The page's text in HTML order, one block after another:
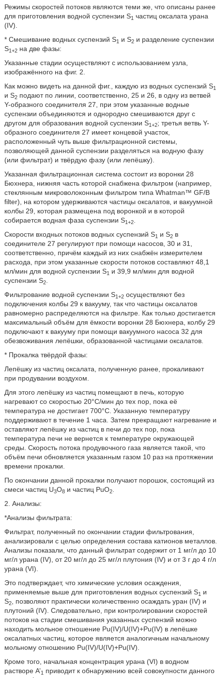
Режимы скоростей потоков являются теми же, что описаны ранее
для приготовления водной суспензии S1 частиц оксалата урана
(IV).
* Смешивание водных суспензий S1 и S2и разделение суспензии
S1+2на две фазы:
Указанные стадии осуществляют с использованием узла,
изображённого на фиг. 2.
Как можно видеть на данной фиг., каждую из водных суспензий S1
и S2подают по линии, соответственно, 25 и 26, в одну из ветвей
Y-образного соединителя 27, при этом указанные водные
суспензии объединяются и однородно смешиваются друг с
другом для образования водной суспензии S1+2; третья ветвь Y-
образного соединителя 27 имеет концевой участок,
расположенный чуть выше фильтрационной системы,
позволяющей данной суспензии разделяться на водную фазу
(или фильтрат) и твёрдую фазу (или лепёшку).
Указанная фильтрационная система состоит из воронки 28
Бюхнера, нижняя часть которой снабжена фильтром (например,
стеклянным микроволоконным фильтром типа Whatman™ GF/B
filter), на котором удерживаются частицы оксалатов, и вакуумной
колбы 29, которая размещена под воронкой и в которой
собирается водная фаза суспензии S1+2.
Скорости входных потоков водных суспензий S1 и S2в
соединителе 27 регулируют при помощи насосов, 30 и 31,
соответственно, причём каждый из них снабжён измерителем
расхода, при этом указанные скорости потоков составляют 48,1
мл/мин для водной суспензии S1 и 39,9 мл/мин для водной
суспензии S2.
Фильтрование водной суспензии S1+2осуществляют без
подключения колбы 29 к вакууму, так что частицы оксалатов
равномерно распределяются на фильтре. Как только достигается
максимальный объём для ёмкости воронки 28 Бюхнера, колбу 29
подключают к вакууму при помощи вакуумного насоса 32 для
обезвоживания лепёшки, образованной частицами оксалатов.
* Прокалка твёрдой фазы:
Лепёшку из частиц оксалата, полученную ранее, прокаливают
при продувании воздухом.
Для этого лепёшку из частиц помещают в печь, которую
нагревают со скоростью 20°C/мин до тех пор, пока её
температура не достигает 700°C. Указанную температуру
поддерживают в течение 1 часа. Затем прекращают нагревание и
оставляют лепёшку из частиц в печи до тех пор, пока
температура печи не вернется к температуре окружающей
среды. Скорость потока продувочного газа является такой, что
объём печи обновляется указанным газом 10 раз на протяжении
времени прокалки.
По окончании данной прокалки получают порошок, состоящий из
смеси частиц U3O8и частиц PuO2.
2. Анализы:
*Анализы фильтрата:
Фильтрат, полученный по окончании стадии фильтрования,
анализировали с целью определения состава катионов металлов.
Анализы показали, что данный фильтрат содержит от 1 мг/л до 10
мг/л урана (IV), от 20 мг/л до 25 мг/л плутония (IV) и от 3 г до 4 г/л
урана (VI).
Это подтверждает, что химические условия осаждения,
применяемые выше для приготовления водных суспензий S1 и
S2, позволяют практически количественно осаждать уран (IV) и
плутоний (IV). Следовательно, при контролировании скоростей
потоков на стадии смешивания указанных суспензий можно
находить мольное отношение Pu(IV)/U(IV)+Pu(IV) в лепёшке
оксалатных частиц, которое является аналогичным начальному
мольному отношению Pu(IV)/U(IV)+Pu(IV).
Кроме того, начальная концентрация урана (VI) в водном
растворе A’1 приводит к обнаружению всей совокупности данного